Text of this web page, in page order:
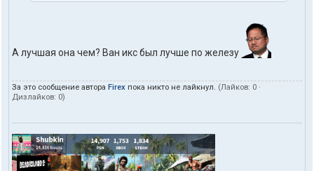
А лучшая она чем? Ван икс был лучше по железу
За это сообщение автора Firex пока никто не лайкнул. (Лайков: 0 ·
Дизлайков: 0)